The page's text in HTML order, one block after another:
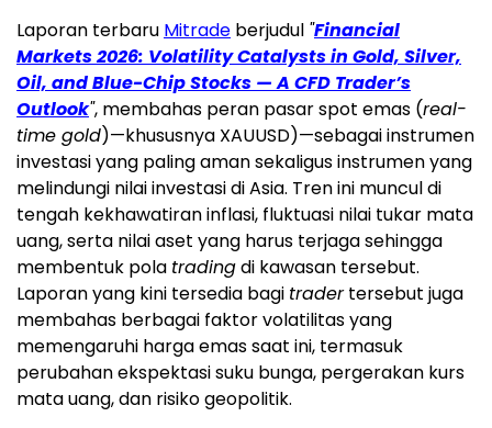
Laporan terbaru Mitrade berjudul "Financial
Markets 2026: Volatility Catalysts in Gold, Silver,
Oil, and Blue-Chip Stocks — A CFD Trader’s
Outlook", membahas peran pasar spot emas (real-
time gold)—khususnya XAUUSD)—sebagai instrumen
investasi yang paling aman sekaligus instrumen yang
melindungi nilai investasi di Asia. Tren ini muncul di
tengah kekhawatiran inflasi, fluktuasi nilai tukar mata
uang, serta nilai aset yang harus terjaga sehingga
membentuk pola tradingdi kawasan tersebut.
Laporan yang kini tersedia bagi tradertersebut juga
membahas berbagai faktor volatilitas yang
memengaruhi harga emas saat ini, termasuk
perubahan ekspektasi suku bunga, pergerakan kurs
mata uang, dan risiko geopolitik.